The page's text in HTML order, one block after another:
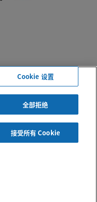
果颜料”
色彩解决方案
及其分支机构， 保留所
本网站之所有信息。
件
Cookie 设置
全部拒绝
接受所有 Cookie